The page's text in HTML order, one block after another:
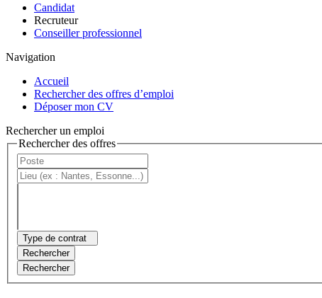
Candidat
Recruteur
Conseiller professionnel
Navigation
Accueil
Rechercher des offres d’emploi
Déposer mon CV
Rechercher un emploi
Rechercher des offres
Type de contrat
Rechercher
Rechercher